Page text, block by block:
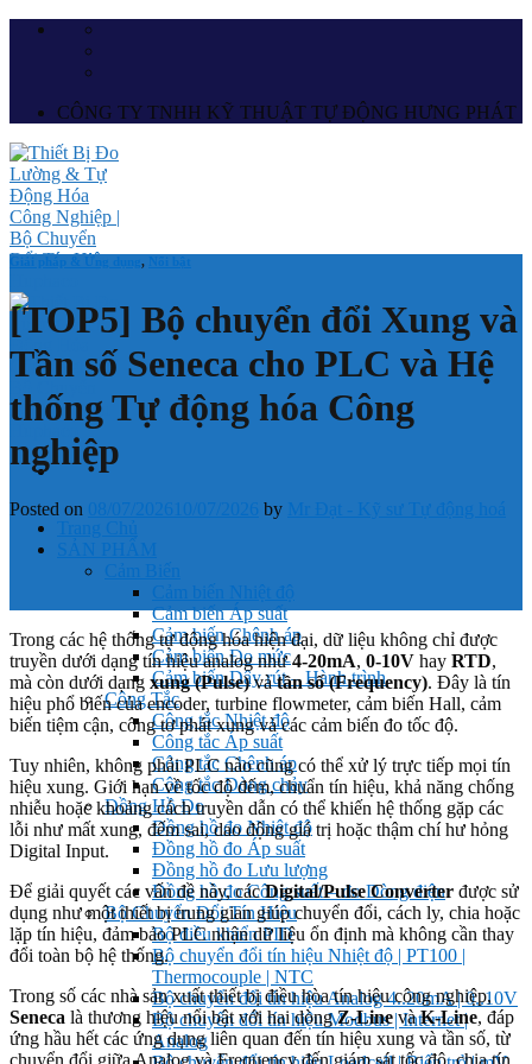
Skip
CÔNG TY TNHH KỸ THUẬT TỰ ĐỘNG HƯNG PHÁT
Trang Chủ
SẢN PHẨM
Cảm Biến
Cảm biến Nhiệt độ
Cảm biến Áp suất
Cảm biến Chênh áp
Cảm biến Đo mức
Cảm biến Dây rút – Hành trình
Công Tắc
Công tắc Nhiệt độ
Công tắc Áp suất
Công tắc Chênh áp
Công tắc Dòng chảy
Đồng Hồ Đo
Đồng hồ đo Nhiệt độ
Đồng hồ đo Áp suất
Đồng hồ đo Lưu lượng
Đồng hồ đo Công suất – đo Dòng điện
Bộ Chuyển Đổi Tín Hiệu
Bộ điều khiển PID
Bộ chuyển đổi tín hiệu Nhiệt độ | PT100 |
Thermocouple | NTC
Bộ chuyển đổi tín hiệu Analog 4..20mA | 0..10V
Bộ chuyển đổi tín hiệu Modbus | Internet |
Analog
Giải pháp & Ứng dụng, Nổi bật
[TOP5] Bộ chuyển đổi Xung và
Tần số Seneca cho PLC và Hệ
thống Tự động hóa Công
nghiệp
Posted on 08/07/2026 10/07/2026 by Mr Đạt - Kỹ sư Tự động hoá
Trong các hệ thống tự động hóa hiện đại, dữ liệu không chỉ được
truyền dưới dạng tín hiệu analog như4-20mA, 0-10V hay RTD,
mà còn dưới dạng xung (Pulse)vàtần số (Frequency). Đây là tín
hiệu phổ biến của encoder, turbine flowmeter, cảm biến Hall, cảm
biến tiệm cận, công tơ phát xung và các cảm biến đo tốc độ.
Tuy nhiên, không phải PLC nào cũng có thể xử lý trực tiếp mọi tín
hiệu xung. Giới hạn về tốc độ đếm, chuẩn tín hiệu, khả năng chống
nhiễu hoặc khoảng cách truyền dẫn có thể khiến hệ thống gặp các
lỗi như mất xung, đếm sai, dao động giá trị hoặc thậm chí hư hỏng
Digital Input.
Để giải quyết các vấn đề này, cácDigital/Pulse Converter được sử
dụng như một thiết bị trung gian giúp chuyển đổi, cách ly, chia hoặc
lặp tín hiệu, đảm bảo PLC nhận dữ liệu ổn định mà không cần thay
đổi toàn bộ hệ thống.
Trong số các nhà sản xuất thiết bị điều hòa tín hiệu công nghiệp,
Seneca là thương hiệu nổi bật với hai dòngZ-LinevàK-Line, đáp
ứng hầu hết các ứng dụng liên quan đến tín hiệu xung và tần số, từ
chuyển đổi giữa Analog và Frequency đến giám sát tốc độ, chia tín